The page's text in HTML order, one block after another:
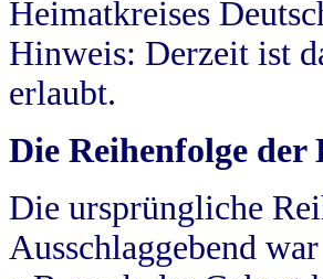
Heimatkreises
Hinweis: Derzeit ist
erlaubt.
Die Reihenfolge der
Die ursprüngliche
Ausschlaggebend